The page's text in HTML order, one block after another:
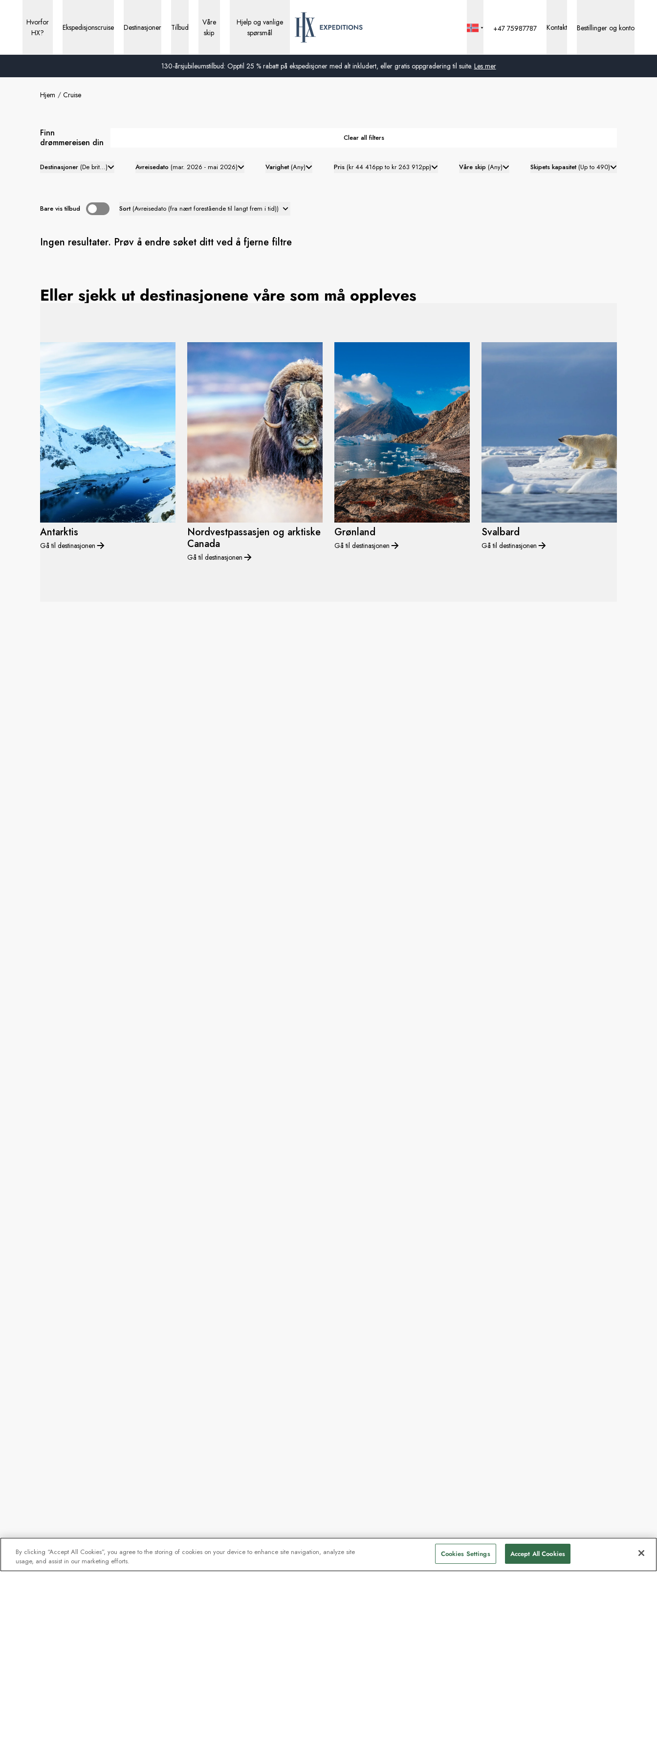
130-årsjubileumstilbud: Opptil 25 % rabatt på ekspedisjoner med alt inkludert, eller gratis oppgradering til suite. Les mer
Hvorfor
HX?
Ekspedisjonscruise Destinasjoner Tilbud
Våre
skip
Hjelp og vanlige
spørsmål
USA
+47 75987787 Kontakt Bestillinger og konto
Hjem Cruise
Finn
drømmereisen din
Clear all filters
Destinasjoner (De brit...) Avreisedato (mar. 2026 - mai 2026) Varighet (Any) Pris (kr 44 416pp to kr 263 912pp) Våre skip (Any) Skipets kapasitet (Up to 490)
Bare vis tilbud Sort (Avreisedato (fra nært forestående til langt frem i tid))
Ingen resultater. Prøv å endre søket ditt ved å fjerne filtre
Eller sjekk ut destinasjonene våre som må oppleves
Antarktis
Gå til destinasjonen
Nordvestpassasjen og arktiske
Canada
Gå til destinasjonen
Grønland
Gå til destinasjonen
Svalbard
Gå til destinasjonen
By clicking “Accept All Cookies”, you agree to the storing of cookies on your device to enhance site navigation, analyze site
usage, and assist in our marketing efforts.
Cookies Settings Accept All Cookies